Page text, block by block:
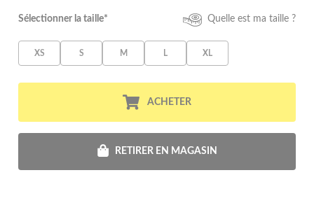
Sélectionner la taille* Quelle est ma taille ?
XS S M L XL
ACHETER
RETIRER EN MAGASIN